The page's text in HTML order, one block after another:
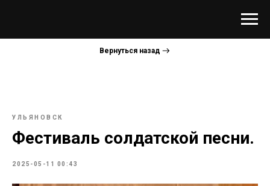
Вернуться назад
УЛЬЯНОВСК
Фестиваль солдатской песни.
2025-05-11 00:43